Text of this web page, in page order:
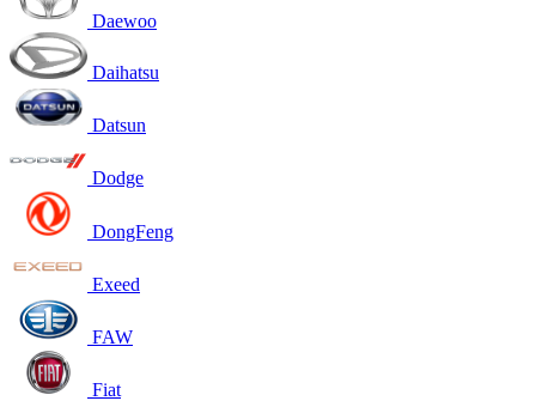
Daewoo
Daihatsu
Datsun
Dodge
DongFeng
Exeed
FAW
Fiat